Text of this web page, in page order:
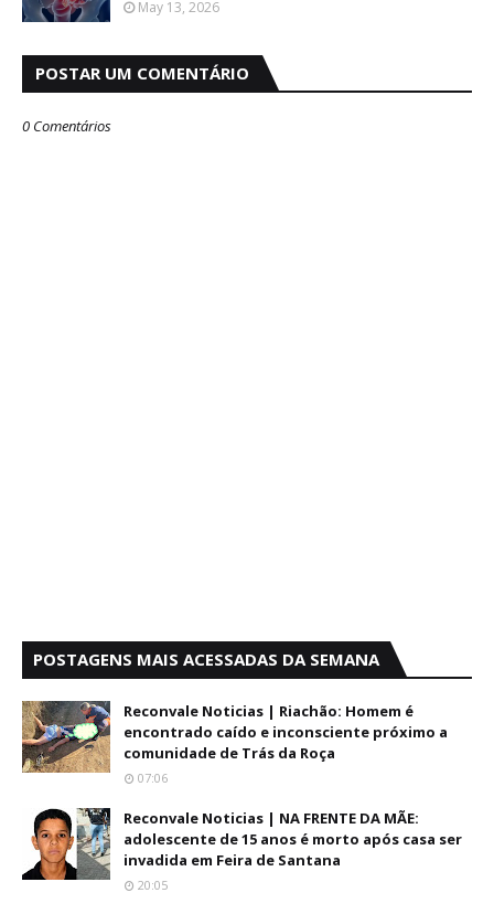
May 13, 2026
POSTAR UM COMENTÁRIO
0 Comentários
POSTAGENS MAIS ACESSADAS DA SEMANA
Reconvale Noticias | Riachão: Homem é
encontrado caído e inconsciente próximo a
comunidade de Trás da Roça
07:06
Reconvale Noticias | NA FRENTE DA MÃE:
adolescente de 15 anos é morto após casa ser
invadida em Feira de Santana
20:05